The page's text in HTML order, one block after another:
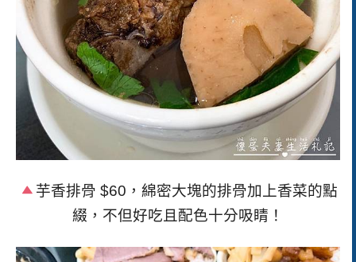
芋香排骨 $60 ，綿密大塊的排骨加上香菜的點
綴，不但好吃且配色十分吸睛！